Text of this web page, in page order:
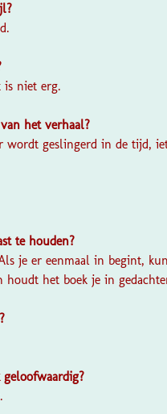
is niet erg.
het verhaal?
wordt geslingerd in de tijd,
te houden?
je er eenmaal in begint,
houdt het boek je in